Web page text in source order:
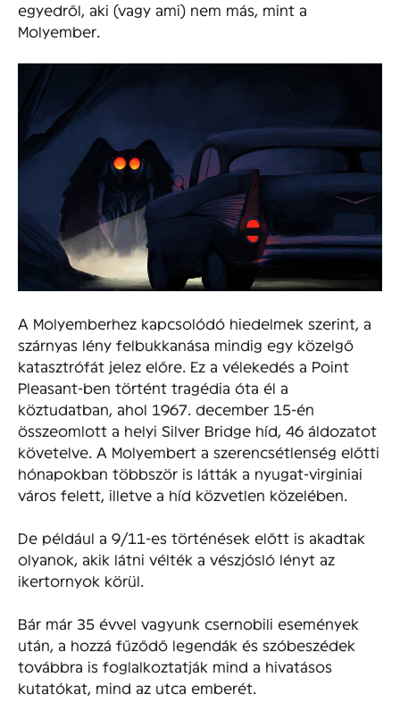
egyedről, aki (vagy ami) nem más, mint a
Molyember.
A Molyemberhez kapcsolódó hiedelmek szerint, a
szárnyas lény felbukkanása mindig egy közelgő
katasztrófát jelez előre. Ez a vélekedés a Point
Pleasant-ben történt tragédia óta él a
köztudatban, ahol 1967. december 15-én
összeomlott a helyi Silver Bridge híd, 46 áldozatot
követelve. A Molyembert a szerencsétlenség előtti
hónapokban többször is látták a nyugat-virginiai
város felett, illetve a híd közvetlen közelében.
De például a 9/11-es történések előtt is akadtak
olyanok, akik látni vélték a vészjósló lényt az
ikertornyok körül.
Bár már 35 évvel vagyunk csernobili események
után, a hozzá fűződő legendák és szóbeszédek
továbbra is foglalkoztatják mind a hivatásos
kutatókat, mind az utca emberét.